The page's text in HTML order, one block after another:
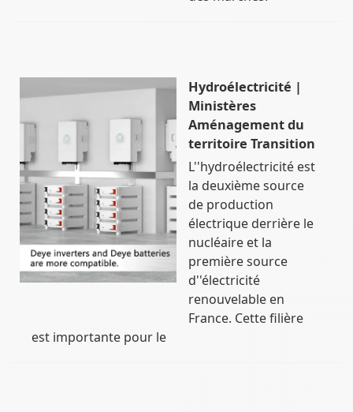
Hydroélectricité |
Ministères
Aménagement du
territoire Transition
L''hydroélectricité est
la deuxième source
de production
électrique derrière le
nucléaire et la
première source
d''électricité
renouvelable en
France. Cette filière
est importante pour le